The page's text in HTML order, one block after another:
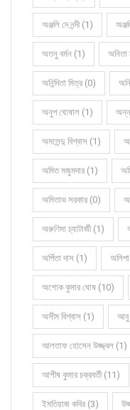
অঞ্জলি দে নন্দী (1)
অতনু বর্মন (1) অনিতা
অনিন্দিতা মিত্র (0)
অনুপ ঘোষাল (1)
অমলেন্দু বিশ্বাস (1)
অমিত মজুমদার (1)
অমিতাভ সরকার (0)
অরুণিমা চ্যাটার্জী (1)
অর্পিতা দাস (1)
অশোক কুমার ঘোষ (10)
অসীম বিশ্বাস (1) আবু
আলতাফ হোসেন উজ্জ্বল (1)
আশীষ কুমার চক্রবর্তী (11)
ইমতিয়াজ কবির (3)